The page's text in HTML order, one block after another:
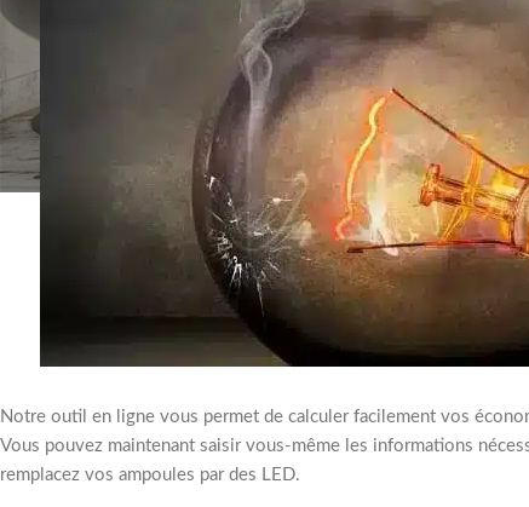
Notre outil en ligne vous permet de calculer facilement vos
Vous pouvez maintenant saisir vous-même les informations
remplacez vos ampoules par des LED.